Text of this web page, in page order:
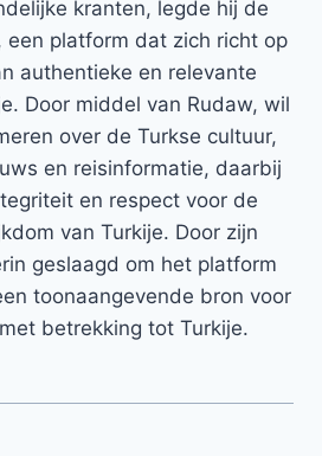
kranten, legde hij de
een platform dat zich richt op
authentieke en relevante
Door middel van Rudaw, wil
over de Turkse cultuur,
en reisinformatie, daarbij
en respect voor de
van Turkije. Door zijn
geslaagd om het platform
toonaangevende bron voor
betrekking tot Turkije.